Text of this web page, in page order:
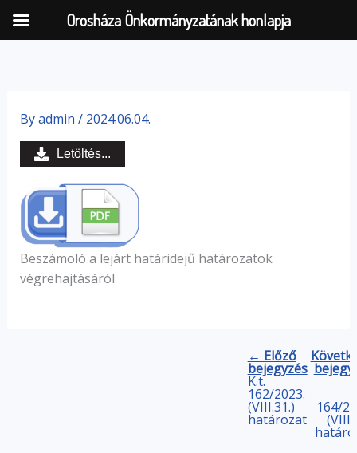
content
Byadmin / 2024.06.04.
Beszámoló a lejárt határidejű határozatok
végrehajtásáról
Letöltés...
← Előző
bejegyzés
K.t.
162/2023.
(VIII.31.)
határozat
164/
Orosháza Önkormányzatának honlapja